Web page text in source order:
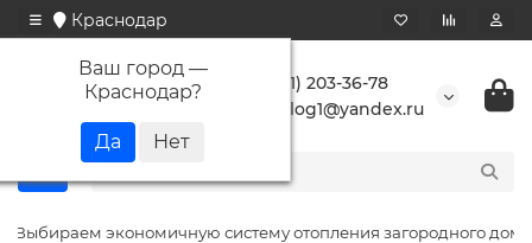
Краснодар
Ваш город —
Краснодар?
+7 (861) 203-36-78
buranlog1@yandex.ru
Выбираем экономичную систему отопления загородного дома